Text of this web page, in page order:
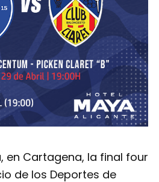
en Cartagena, la final four
de los Deportes de